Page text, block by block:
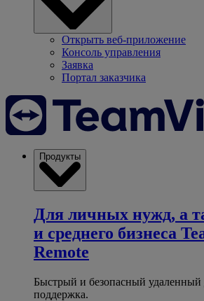
Открыть веб-приложение
Консоль управления
Заявка
Портал заказчика
Продукты
Для личных нужд, а
и среднего бизнеса
Remote
Быстрый и безопасный
поддержка.